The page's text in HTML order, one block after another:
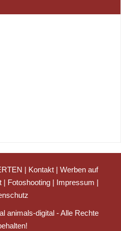
| Kontakt | Werben auf
| Fotoshooting| Impressum |
animals-digital - Alle Rechte